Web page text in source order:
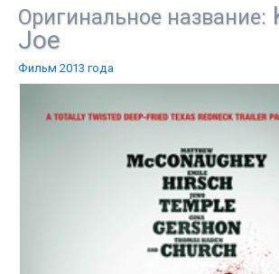
Оригинальное название:
Joe
Фильм 2013 года